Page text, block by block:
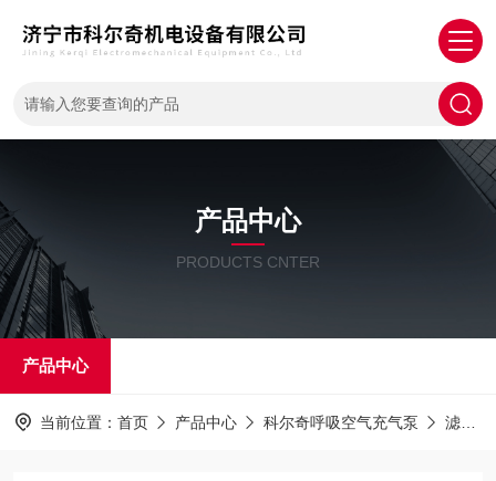
产品中心
PRODUCTS CNTER
产品中心
当前位置： 首页 产品中心 科尔奇呼吸空气充气泵 滤芯